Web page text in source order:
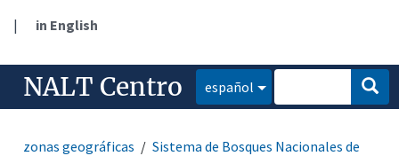
| in English
NALT Centro español
zonas geográficas
Sistema de Bosques Nacionales de